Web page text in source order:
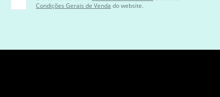
Condições Gerais de Venda do website.